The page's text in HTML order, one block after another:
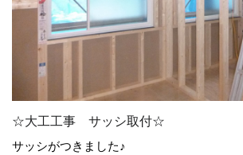
☆大工工事 サッシ取付☆
サッシがつきました♪